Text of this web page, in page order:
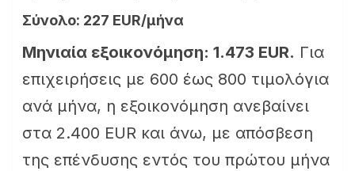
Σύνολο: 227 EUR/μήνα
Μηνιαία εξοικονόμηση: 1.473 EUR. Για
επιχειρήσεις με 600 έως 800 τιμολόγια
ανά μήνα, η εξοικονόμηση ανεβαίνει
στα 2.400 EUR και άνω, με απόσβεση
της επένδυσης εντός του πρώτου μήνα